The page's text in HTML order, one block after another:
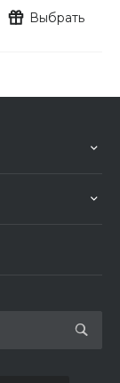
Выбрать